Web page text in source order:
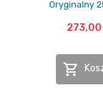
Oryginalny
273,00
